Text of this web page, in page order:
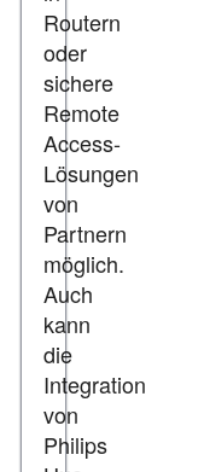
Routern
oder
sichere
Remote
Access-
Lösungen
von
Partnern
möglich.
Auch
kann
die
Integration
von
Philips